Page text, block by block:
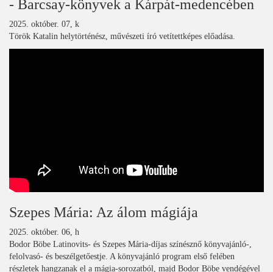
- Barcsay-könyvek a Kárpát-medencében
2025. október. 07, k
Török Katalin helytörténész, művészeti író vetítettképes előadása.
Szepes Mária: Az álom mágiája
2025. október. 06, h
Bodor Böbe Latinovits- és Szepes Mária-díjas színésznő könyvajánló-,
felolvasó- és beszélgetőestje. A könyvajánló program első felében
részletek hangzanak el a mágia-sorozatból, majd Bodor Böbe vendégével